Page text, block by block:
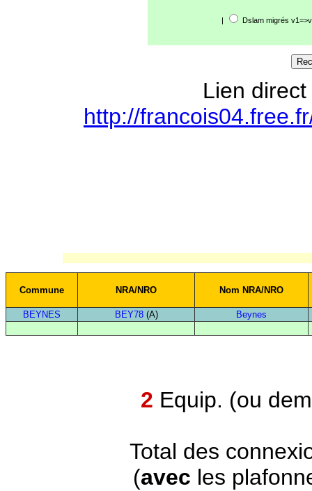
| Dslam migrés
Lien
http://
Commune NRA/NRO Nom NRA/NRO
BEYNES BEY78(A) Beynes
2 Equip. (ou
Total des
(avec les